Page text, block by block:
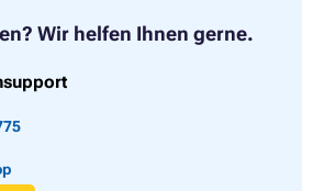
Wir helfen Ihnen gerne.